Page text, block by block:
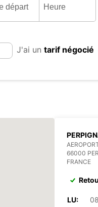
J'ai un tarif négocié
66000
FRANCE
LU: